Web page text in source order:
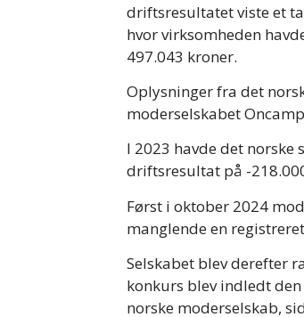
driftsresultatet viste et
hvor virksomheden
497.043 kroner.
Oplysninger fra det
moderselskabet
I 2023 havde det
driftsresultat på -
Først i oktober 2024
manglende en
Selskabet blev derefter
konkurs blev indledt
norske moderselskab,